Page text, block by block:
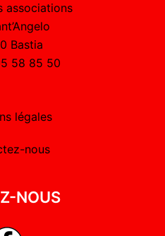
associations
Bastia
58 85 50
légales
nous
NOUS